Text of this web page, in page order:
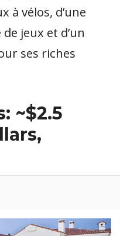
à vélos, d’une
jeux et d’un
ses riches
~$2.5